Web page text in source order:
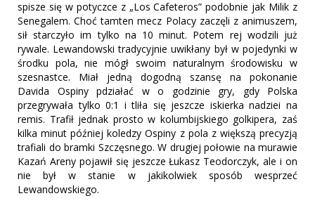
spisze się w potyczce z „Los Cafeteros” podobnie jak Milik z
Senegalem. Choć tamten mecz Polacy zaczęli z animuszem,
sił starczyło im tylko na 10 minut. Potem rej wodzili już
rywale. Lewandowski tradycyjnie uwikłany był w pojedynki w
środku pola, nie mógł swoim naturalnym środowisku w
szesnastce. Miał jedną dogodną szansę na pokonanie
Davida Ospiny pdziałać w o godzinie gry, gdy Polska
przegrywała tylko 0:1 i tliła się jeszcze iskierka nadziei na
remis. Trafił jednak prosto w kolumbijskiego golkipera, zaś
kilka minut później koledzy Ospiny z pola z większą precyzją
trafiali do bramki Szczęsnego. W drugiej połowie na murawie
Kazań Areny pojawił się jeszcze Łukasz Teodorczyk, ale i on
nie był w stanie w jakikolwiek sposób wesprzeć
Lewandowskiego.